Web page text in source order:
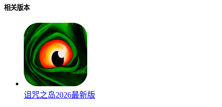
相关版本
诅咒之岛2026最新版